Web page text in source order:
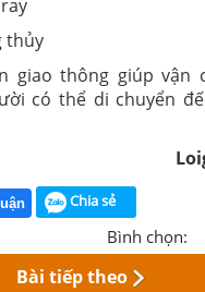
thủy
giao thông giúp vận
có thể di chuyển
Chia sẻ
Bình chọn:
Bài tiếp theo